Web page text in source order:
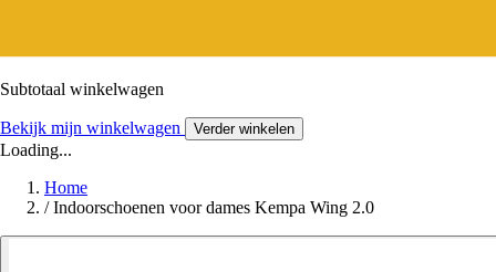
Subtotaal winkelwagen
Bekijk mijn winkelwagen Verder winkelen
Loading...
Home
/ Indoorschoenen voor dames Kempa Wing 2.0